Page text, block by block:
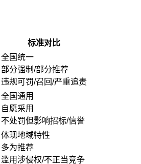
标准对比
全国统一
部分强制/部分推荐
违规可罚/召回/严重追责
全国通用
自愿采用
不处罚但影响招标/信誉
体现地域特性
多为推荐
滥用涉侵权/不正当竞争